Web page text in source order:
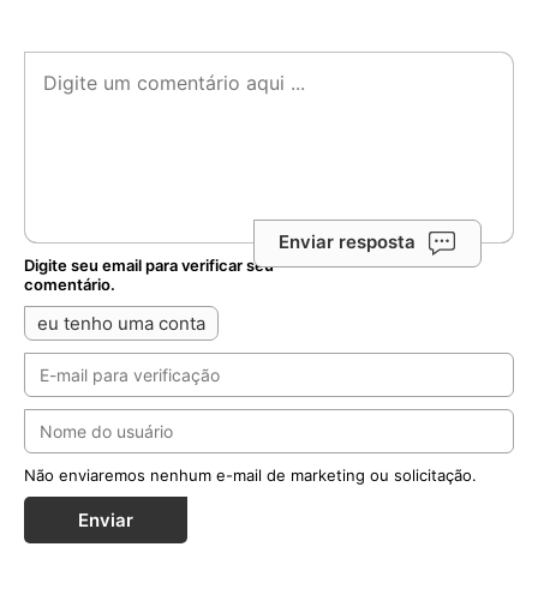
Enviar resposta
Digite seu email para verificar seu
comentário.
eu tenho uma conta
Não enviaremos nenhum e-mail de marketing ou solicitação.
Enviar